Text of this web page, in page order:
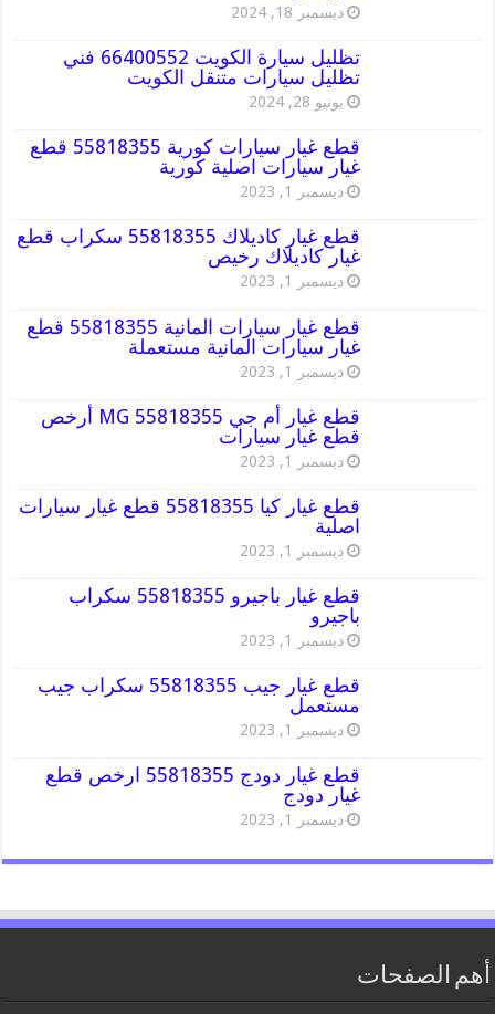
ديسمبر 18, 2024
تظليل سيارة الكويت 66400552 فني
تظليل سيارات متنقل الكويت
يونيو 28, 2024
قطع غيار سيارات كورية 55818355 قطع
غيار سيارات اصلية كورية
ديسمبر 1, 2023
قطع غيار كاديلاك 55818355 سكراب قطع
غيار كاديلاك رخيص
ديسمبر 1, 2023
قطع غيار سيارات المانية 55818355 قطع
غيار سيارات المانية مستعملة
ديسمبر 1, 2023
قطع غيار أم جي MG 55818355 أرخص
قطع غيار سيارات
ديسمبر 1, 2023
قطع غيار كيا 55818355 قطع غيار سيارات
اصلية
ديسمبر 1, 2023
قطع غيار باجيرو 55818355 سكراب
باجيرو
ديسمبر 1, 2023
قطع غيار جيب 55818355 سكراب جيب
مستعمل
ديسمبر 1, 2023
قطع غيار دودج 55818355 ارخص قطع
غيار دودج
ديسمبر 1, 2023
أهم الصفحات